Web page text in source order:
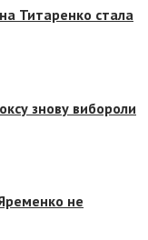
Титаренко стала
знову вибороли
не